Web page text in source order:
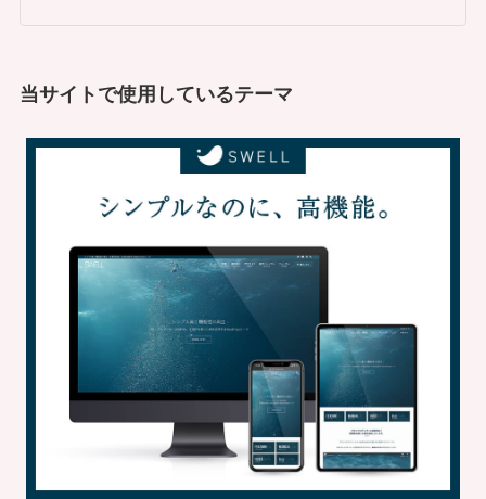
当サイトで使用しているテーマ